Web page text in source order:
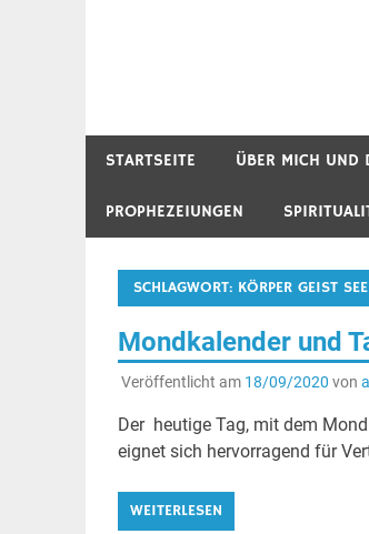
STARTSEITE ÜBER MICH UND
PROPHEZEIUNGEN
SCHLAGWORT: KÖRPER GEIST
Mondkalender und
Veröffentlicht am 18/09/2020 von
Der heutige Tag, mit dem
eignet sich hervorragend für
WEITERLESEN